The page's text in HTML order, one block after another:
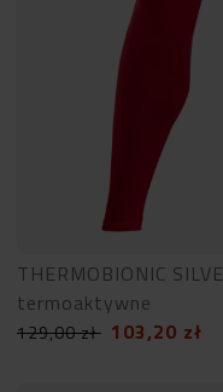
THERMOBIONIC
termoaktywne
129,00zł 103,20 zł